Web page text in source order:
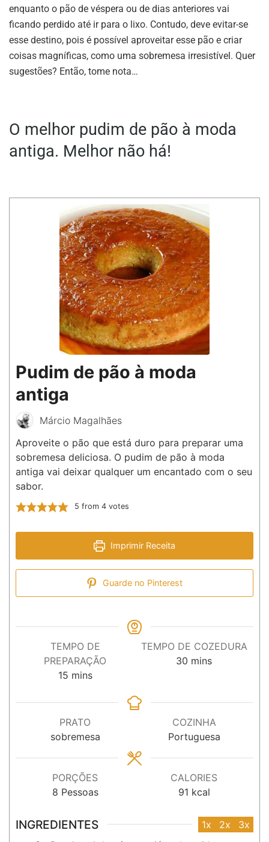
enquanto o pão de véspera ou de dias anteriores vai
ficando perdido até ir para o lixo. Contudo, deve evitar-se
esse destino, pois é possível aproveitar esse pão e criar
coisas magníficas, como uma sobremesa irresistível. Quer
sugestões? Então, tome nota…
O melhor pudim de pão à moda
antiga. Melhor não há!
Pudim de pão à moda
antiga
Márcio Magalhães
Aproveite o pão que está duro para preparar uma
sobremesa deliciosa. O pudim de pão à moda
antiga vai deixar qualquer um encantado com o seu
sabor.
5 from 4votes
Imprimir Receita
Guarde no Pinterest
TEMPO DE
PREPARAÇÃO
15minutos
mins
TEMPO DE COZEDURA
30 minutos
mins
PRATO
sobremesa
COZINHA
Portuguesa
PORÇÕES
8 Pessoas
CALORIES
91 kcal
INGREDIENTES 1x 2x
3x